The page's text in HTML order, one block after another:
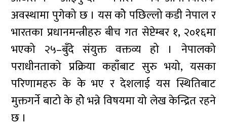
अवस्थामा पुगेको छ । यस कोे पछिल्लो कडी नेपाल र
भारतका प्रधानमन्त्रीहरु बीच गत सेप्टेम्बर १, २०१६मा
भएको २५–बुँदे संयुक्त वक्तव्य हो । नेपालको
पराधीनताको प्रक्रिया कहाँबाट सुरु भयो, यसका
परिणामहरु के के भए र देशलाई यस स्थितिबाट
मुक्तगर्ने बाटो के होे भन्ने विषयमा यो लेख केन्द्रित रहने
छ ।